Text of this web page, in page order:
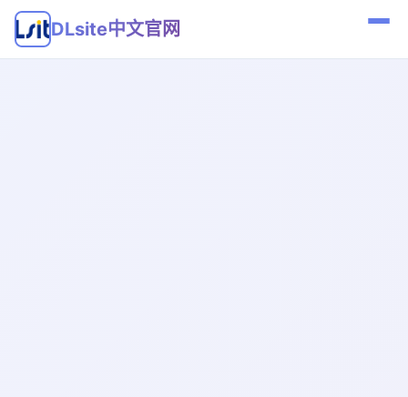
DLsite中文官网